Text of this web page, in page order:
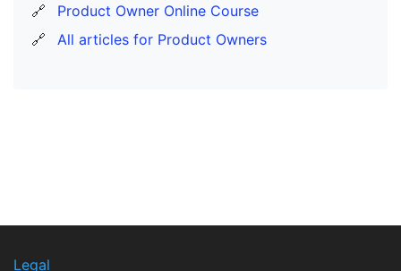
🔗
Product Owner Online Course
🔗
All articles for Product Owners
Legal